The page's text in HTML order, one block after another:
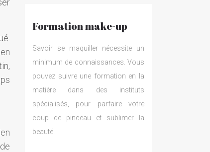
Formation make-up
Savoir se maquiller nécessite un
minimum de connaissances. Vous
pouvez suivre une formation en la
matière dans des instituts
spécialisés, pour parfaire votre
coup de pinceau et sublimer la
beauté.